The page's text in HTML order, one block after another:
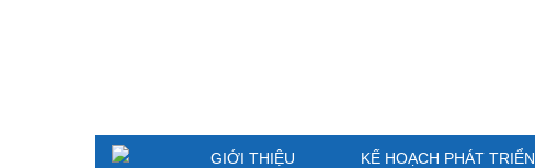
GIỚI THIỆU KẾ HOẠCH PHÁT TRIỂN